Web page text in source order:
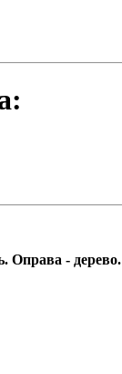
Оправа - дерево.